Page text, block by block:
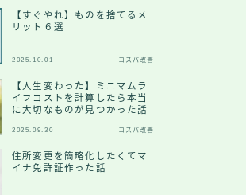
【すぐやれ】ものを捨てるメ
リット６選
2025.10.01 コスパ改善
【人生変わった】ミニマムラ
イフコストを計算したら本当
に大切なものが見つかった話
2025.09.30 コスパ改善
住所変更を簡略化したくてマ
イナ免許証作った話